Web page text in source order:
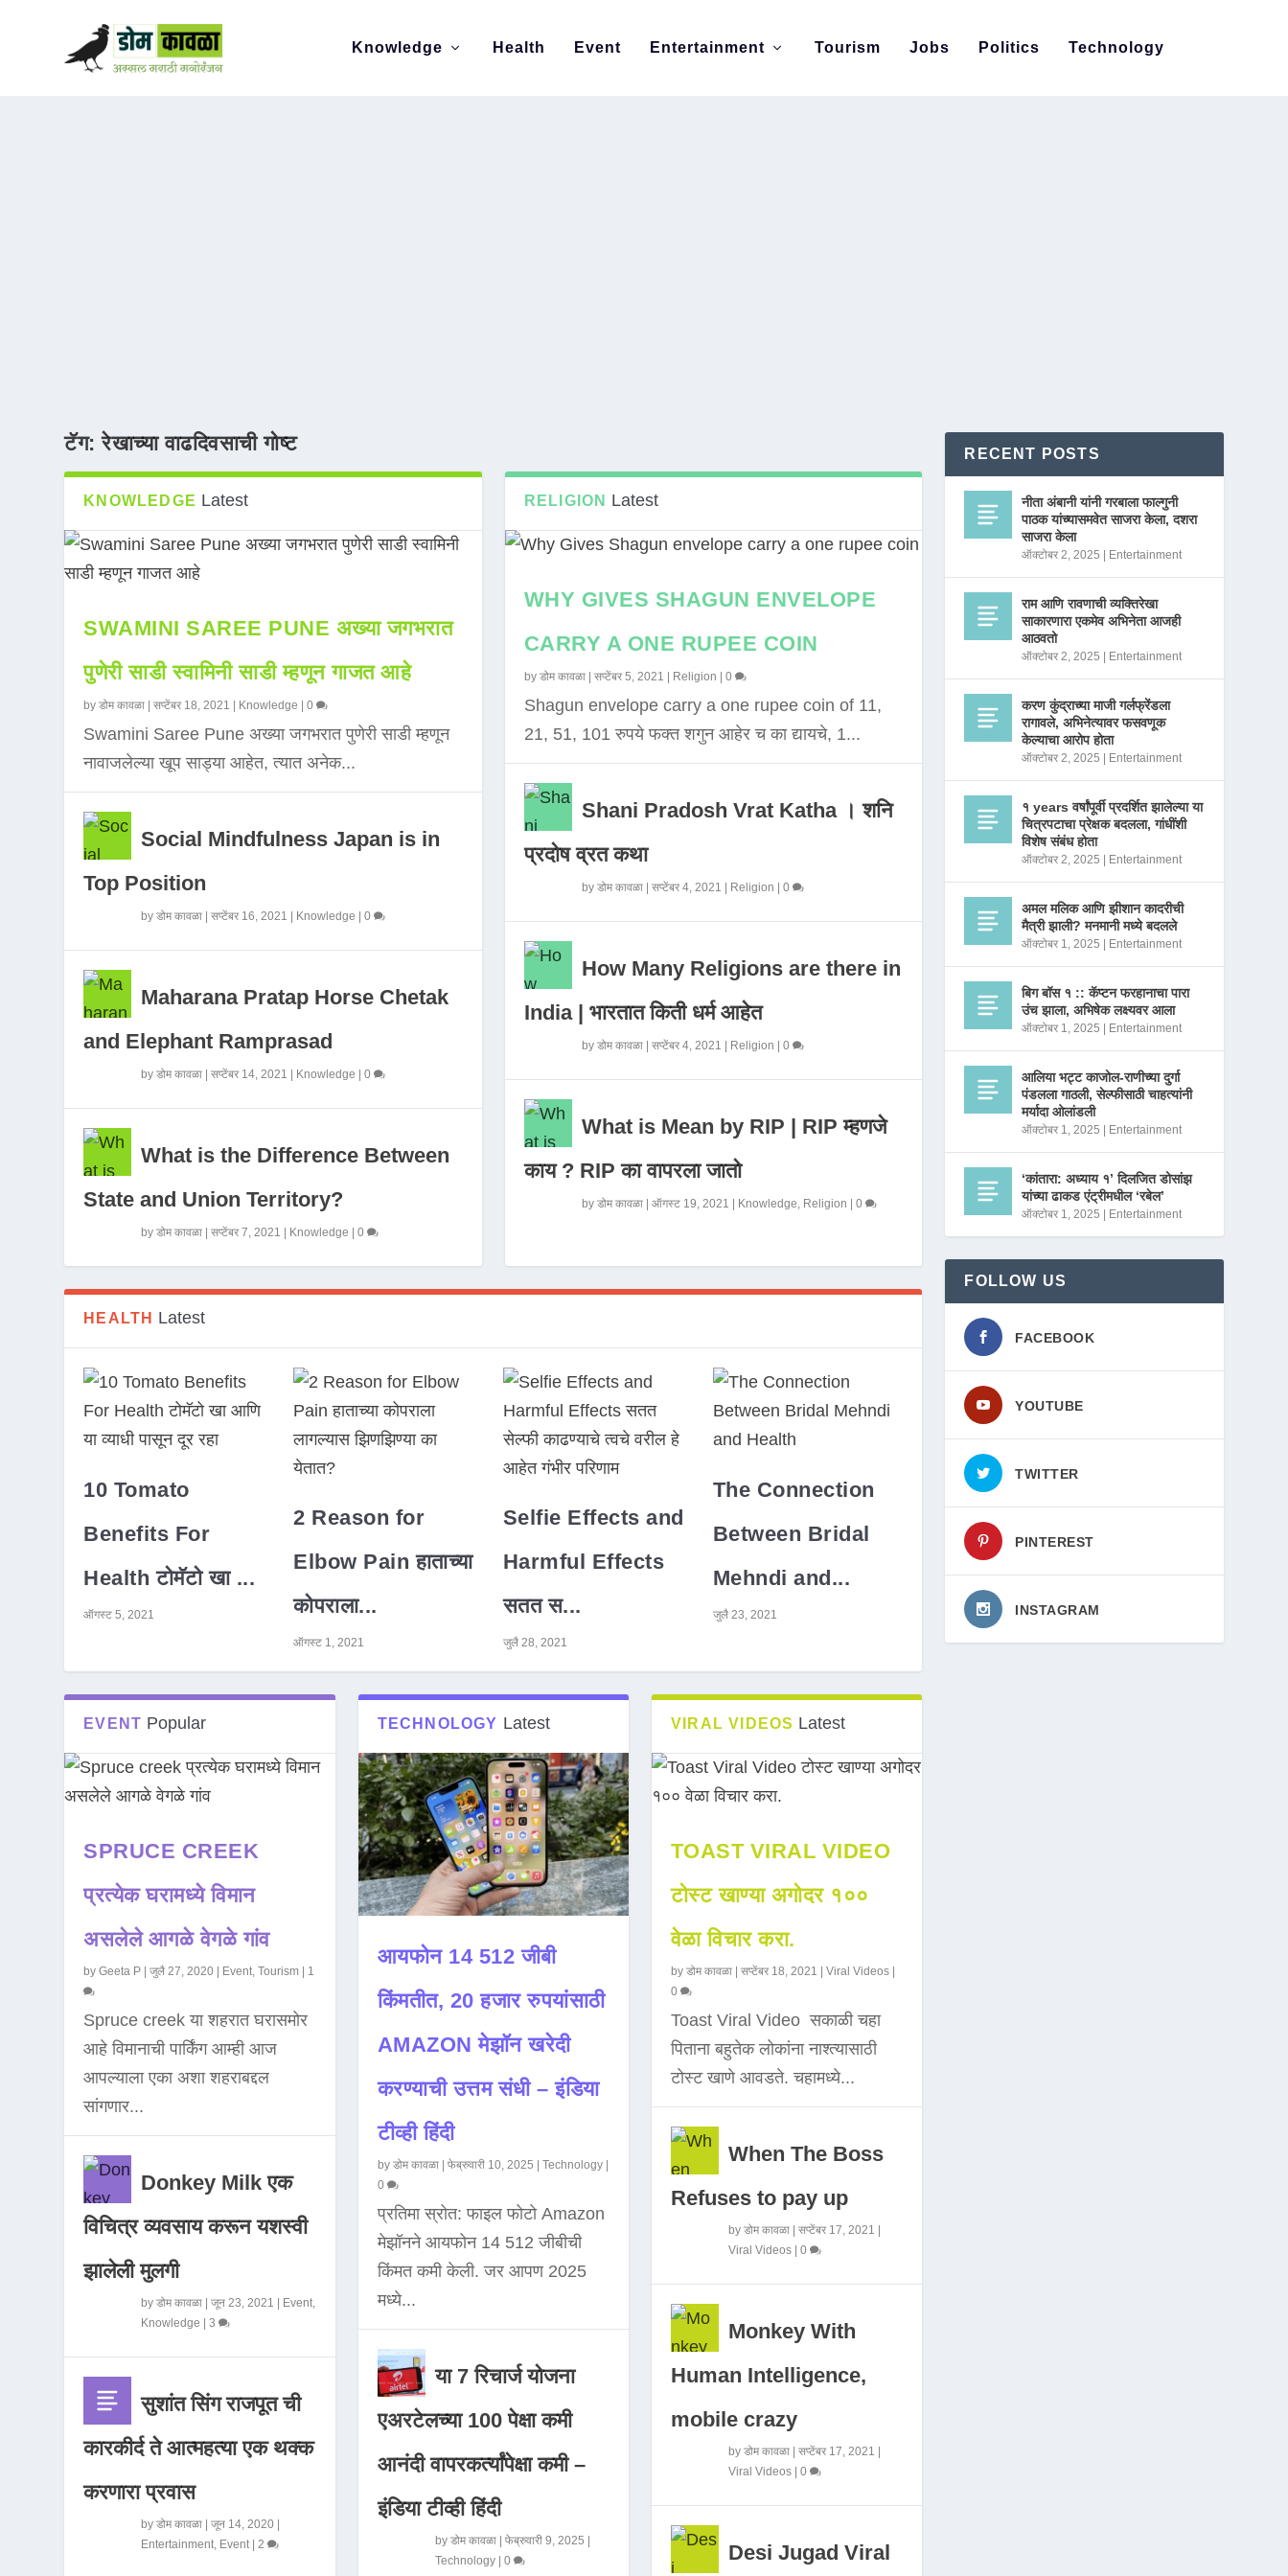
Knowledge Health Event Entertainment Tourism Jobs Politics Technology
टॅग:रेखाच्या वाढदिवसाची गोष्ट
KNOWLEDGE Latest
SWAMINI SAREE PUNE अख्या जगभरात
पुणेरी साडी स्वामिनी साडी म्हणून गाजत आहे
byडोम कावळा |सप्टेंबर 18, 2021 Knowledge |0
Swamini Saree Pune अख्या जगभरात पुणेरी साडी म्हणून
नावाजलेल्या खूप साड्या आहेत, त्यात अनेक...
Social Mindfulness Japan is in
Top Position
byडोम कावळा |सप्टेंबर 16, 2021 Knowledge |0
Maharana Pratap Horse Chetak
and Elephant Ramprasad
byडोम कावळा |सप्टेंबर 14, 2021 Knowledge |0
What is the Difference Between
State and Union Territory?
byडोम कावळा |सप्टेंबर 7, 2021 Knowledge |0
RELIGION Latest
WHY GIVES SHAGUN ENVELOPE
CARRY A ONE RUPEE COIN
by डोम कावळा| सप्टेंबर 5, 2021 Religion 0
Shagun envelope carry a one rupee coin of 11,
21, 51, 101 रुपये फक्त शगुन आहेर च का द्यायचे, 1...
Shani Pradosh Vrat Katha । शनि
प्रदोष व्रत कथा
by डोम कावळा| सप्टेंबर 4, 2021 Religion 0
How Many Religions are there in
India | भारतात किती धर्म आहेत
by डोम कावळा| सप्टेंबर 4, 2021 Religion 0
What is Mean by RIP | RIP म्हणजे
काय ? RIP का वापरला जातो
by डोम कावळा| ऑगस्ट 19, 2021 Knowledge, Religion 0
HEALTH Latest
10 Tomato
Benefits For
Health टोमॅटो खा ...
ऑगस्ट 5, 2021
2 Reason for
Elbow Pain हाताच्या
कोपराला...
ऑगस्ट 1, 2021
Selfie Effects and
Harmful Effects
सतत स...
जुलै 28, 2021
The Connection
Between Bridal
Mehndi and...
जुलै 23, 2021
EVENT Popular
SPRUCE CREEK
प्रत्येक घरामध्ये विमान
असलेले आगळे वेगळे गांव
byGeeta P |जुलै 27, 2020 Event,Tourism 1
Spruce creek या शहरात घरासमोर
आहे विमानाची पार्किंग आम्ही आज
आपल्याला एका अशा शहराबद्दल
सांगणार...
Donkey Milk एक
विचित्र व्यवसाय करून यशस्वी
झालेली मुलगी
byडोम कावळा |जून 23, 2021 Event,
Knowledge |3
सुशांत सिंग राजपूत ची
कारकीर्द ते आत्महत्या एक थक्क
करणारा प्रवास
byडोम कावळा |जून 14, 2020
Entertainment, Event|2
TECHNOLOGY Latest
आयफोन 14 512 जीबी
किंमतीत, 20 हजार रुपयांसाठी
AMAZON मेझॉन खरेदी
करण्याची उत्तम संधी – इंडिया
टीव्ही हिंदी
by डोम कावळा| फेब्रुवारी 10, 2025 | Technology|
0
प्रतिमा स्रोत: फाइल फोटो Amazon
मेझॉनने आयफोन 14 512 जीबीची
किंमत कमी केली. जर आपण 2025
मध्ये...
या 7 रिचार्ज योजना
एअरटेलच्या 100 पेक्षा कमी
आनंदी वापरकर्त्यांपेक्षा कमी –
इंडिया टीव्ही हिंदी
by डोम कावळा| फेब्रुवारी 9, 2025 |
Technology| 0
VIRAL VIDEOS Latest
TOAST VIRAL VIDEO
टोस्ट खाण्या अगोदर १००
वेळा विचार करा.
by डोम कावळा| सप्टेंबर 18, 2021 Viral Videos|
0
Toast Viral Video सकाळी चहा
पिताना बहुतेक लोकांना नाश्त्यासाठी
टोस्ट खाणे आवडते. चहामध्ये...
When The Boss
Refuses to pay up
by डोम कावळा| सप्टेंबर 17, 2021
Viral Videos| 0
Monkey With
Human Intelligence,
mobile crazy
by डोम कावळा| सप्टेंबर 17, 2021
Viral Videos| 0
Desi Jugad Viral
RECENT POSTS
नीता अंबानी यांनी गरबाला फाल्गुनी
पाठक यांच्यासमवेत साजरा केला, दशरा
साजरा केला
ऑक्टोबर 2, 2025 Entertainment
राम आणि रावणाची व्यक्तिरेखा
साकारणारा एकमेव अभिनेता आजही
आठवतो
ऑक्टोबर 2, 2025 Entertainment
करण कुंद्राच्या माजी गर्लफ्रेंडला
रागावले, अभिनेत्यावर फसवणूक
केल्याचा आरोप होता
ऑक्टोबर 2, 2025 Entertainment
१ years वर्षांपूर्वी प्रदर्शित झालेल्या या
चित्रपटाचा प्रेक्षक बदलला, गांधींशी
विशेष संबंध होता
ऑक्टोबर 2, 2025 Entertainment
अमल मलिक आणि झीशान कादरीची
मैत्री झाली? मनमानी मध्ये बदलले
ऑक्टोबर 1, 2025 Entertainment
बिग बॉस १ :: कॅप्टन फरहानाचा पारा
उंच झाला, अभिषेक लक्ष्यवर आला
ऑक्टोबर 1, 2025 Entertainment
आलिया भट्ट काजोल-राणीच्या दुर्गा
पंडलला गाठली, सेल्फीसाठी चाहत्यांनी
मर्यादा ओलांडली
ऑक्टोबर 1, 2025 Entertainment
‘कांतारा: अध्याय १’ दिलजित डोसांझ
यांच्या ढाकड एंट्रीमधील ‘रबेल’
ऑक्टोबर 1, 2025 Entertainment
FOLLOW US
FACEBOOK
YOUTUBE
TWITTER
PINTEREST
INSTAGRAM